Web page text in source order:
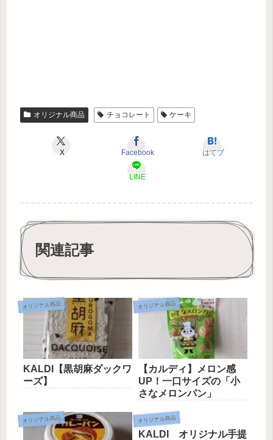
オリジナル商品 チョコレート ケーキ
X Facebook はてブ
LINE
関連記事
オリジナル商品
KALDI【黒胡麻ダックワ
ーズ】
オリジナル商品
【カルディ】メロン感
UP！一口サイズの「小
さなメロンパン」
オリジナル商品 オリジナル商品
KALDI オリジナル手提